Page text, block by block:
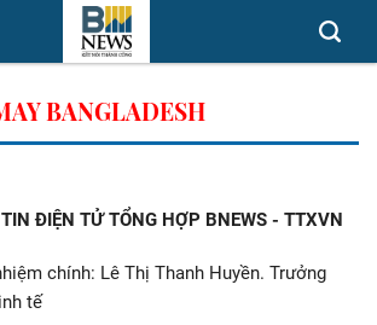
BANGLADESH
ĐIỆN TỬ TỔNG HỢP BNEWS - TTXVN
chính: Lê Thị Thanh Huyền. Trưởng
tế